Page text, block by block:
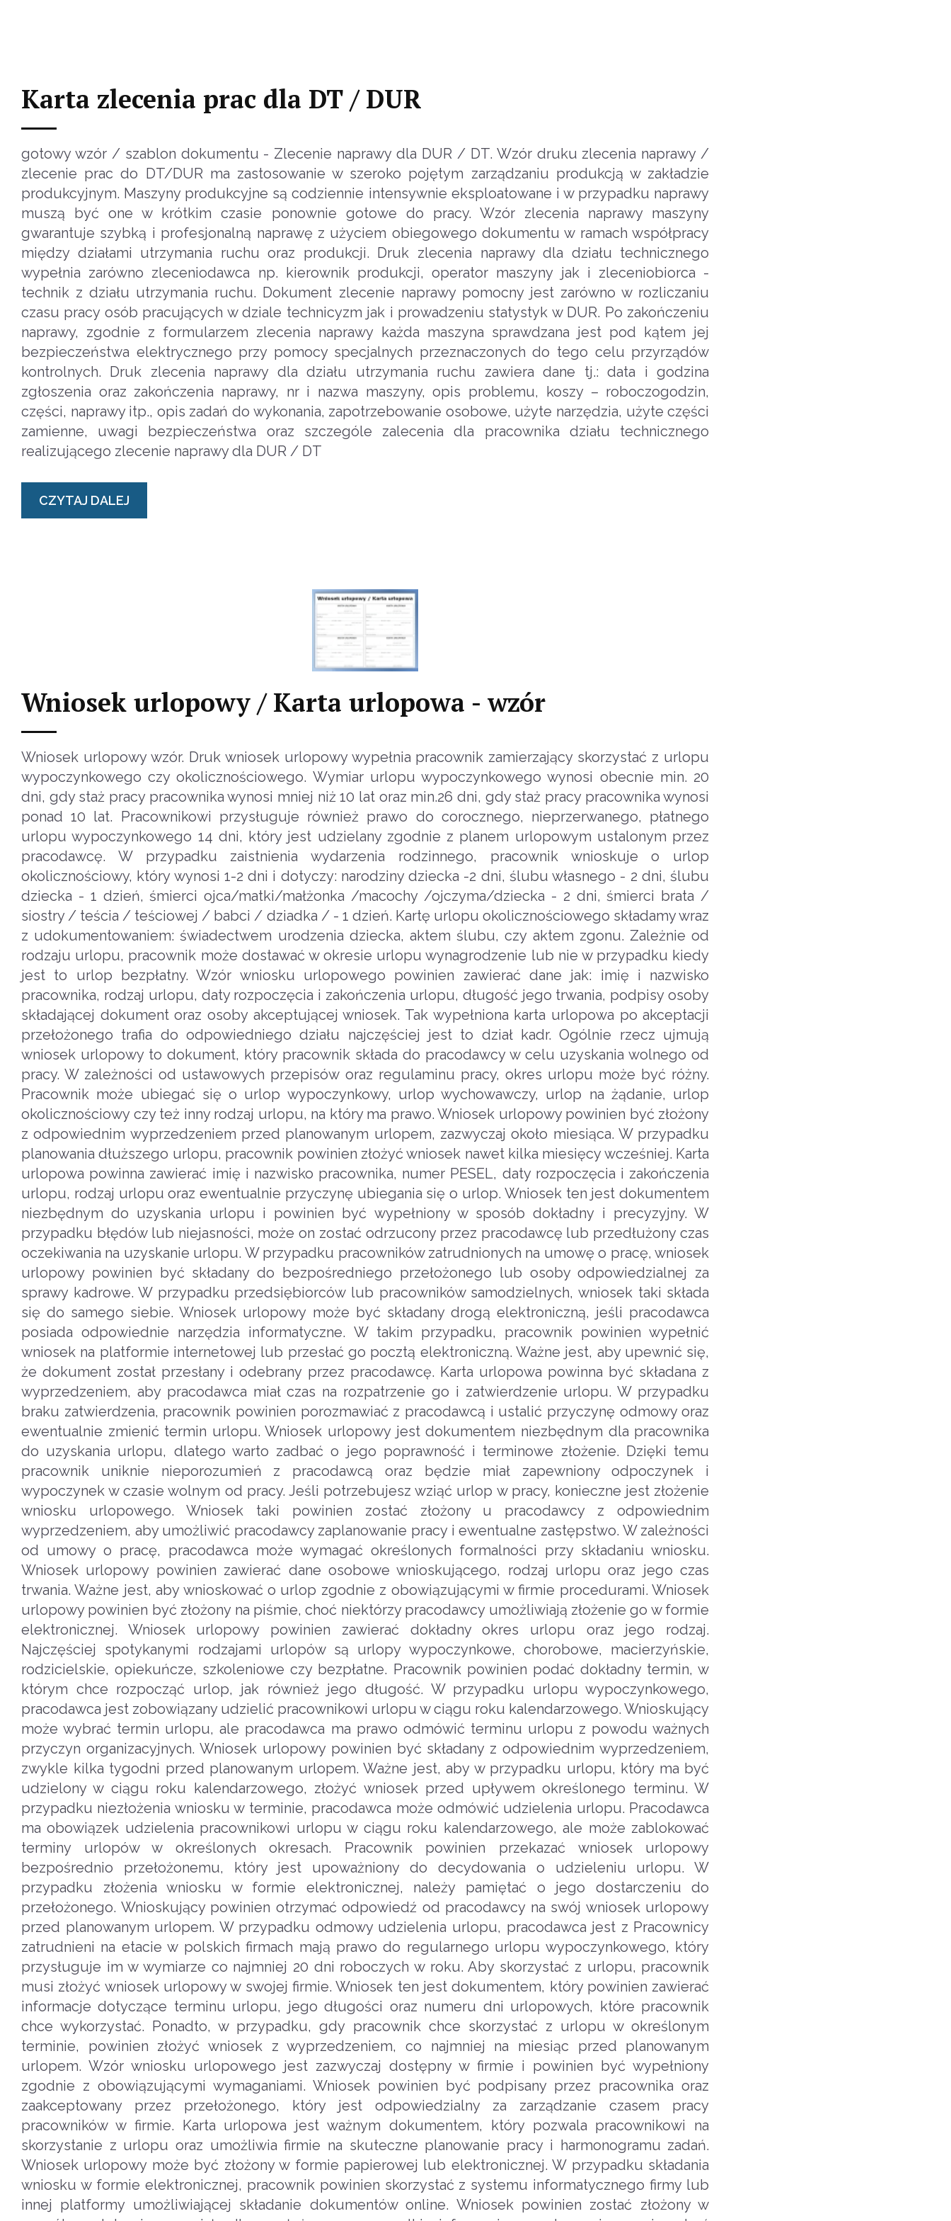
Karta zlecenia prac dla DT / DUR
gotowy wzór / szablon dokumentu - Zlecenie naprawy dla DUR / DT. Wzór druku zlecenia naprawy /
zlecenie prac do DT/DUR ma zastosowanie w szeroko pojętym zarządzaniu produkcją w zakładzie
produkcyjnym. Maszyny produkcyjne są codziennie intensywnie eksploatowane i w przypadku naprawy
muszą być one w krótkim czasie ponownie gotowe do pracy. Wzór zlecenia naprawy maszyny
gwarantuje szybką i profesjonalną naprawę z użyciem obiegowego dokumentu w ramach współpracy
między działami utrzymania ruchu oraz produkcji. Druk zlecenia naprawy dla działu technicznego
wypełnia zarówno zleceniodawca np. kierownik produkcji, operator maszyny jak i zleceniobiorca -
technik z działu utrzymania ruchu. Dokument zlecenie naprawy pomocny jest zarówno w rozliczaniu
czasu pracy osób pracujących w dziale technicyzm jak i prowadzeniu statystyk w DUR. Po zakończeniu
naprawy, zgodnie z formularzem zlecenia naprawy każda maszyna sprawdzana jest pod kątem jej
bezpieczeństwa elektrycznego przy pomocy specjalnych przeznaczonych do tego celu przyrządów
kontrolnych. Druk zlecenia naprawy dla działu utrzymania ruchu zawiera dane tj.: data i godzina
zgłoszenia oraz zakończenia naprawy, nr i nazwa maszyny, opis problemu, koszy – roboczogodzin,
części, naprawy itp., opis zadań do wykonania, zapotrzebowanie osobowe, użyte narzędzia, użyte części
zamienne, uwagi bezpieczeństwa oraz szczególe zalecenia dla pracownika działu technicznego
realizującego zlecenie naprawy dla DUR / DT
CZYTAJ DALEJ
Wniosek urlopowy / Karta urlopowa - wzór
Wniosek urlopowy wzór. Druk wniosek urlopowy wypełnia pracownik zamierzający skorzystać z urlopu
wypoczynkowego czy okolicznościowego. Wymiar urlopu wypoczynkowego wynosi obecnie min. 20
dni, gdy staż pracy pracownika wynosi mniej niż 10 lat oraz min.26 dni, gdy staż pracy pracownika wynosi
ponad 10 lat. Pracownikowi przysługuje również prawo do corocznego, nieprzerwanego, płatnego
urlopu wypoczynkowego 14 dni, który jest udzielany zgodnie z planem urlopowym ustalonym przez
pracodawcę. W przypadku zaistnienia wydarzenia rodzinnego, pracownik wnioskuje o urlop
okolicznościowy, który wynosi 1-2 dni i dotyczy: narodziny dziecka -2 dni, ślubu własnego - 2 dni, ślubu
dziecka - 1 dzień, śmierci ojca/matki/małżonka /macochy /ojczyma/dziecka - 2 dni, śmierci brata /
siostry / teścia / teściowej / babci / dziadka / - 1 dzień. Kartę urlopu okolicznościowego składamy wraz
z udokumentowaniem: świadectwem urodzenia dziecka, aktem ślubu, czy aktem zgonu. Zależnie od
rodzaju urlopu, pracownik może dostawać w okresie urlopu wynagrodzenie lub nie w przypadku kiedy
jest to urlop bezpłatny. Wzór wniosku urlopowego powinien zawierać dane jak: imię i nazwisko
pracownika, rodzaj urlopu, daty rozpoczęcia i zakończenia urlopu, długość jego trwania, podpisy osoby
składającej dokument oraz osoby akceptującej wniosek. Tak wypełniona karta urlopowa po akceptacji
przełożonego trafia do odpowiedniego działu najczęściej jest to dział kadr. Ogólnie rzecz ujmują
wniosek urlopowy to dokument, który pracownik składa do pracodawcy w celu uzyskania wolnego od
pracy. W zależności od ustawowych przepisów oraz regulaminu pracy, okres urlopu może być różny.
Pracownik może ubiegać się o urlop wypoczynkowy, urlop wychowawczy, urlop na żądanie, urlop
okolicznościowy czy też inny rodzaj urlopu, na który ma prawo. Wniosek urlopowy powinien być złożony
z odpowiednim wyprzedzeniem przed planowanym urlopem, zazwyczaj około miesiąca. W przypadku
planowania dłuższego urlopu, pracownik powinien złożyć wniosek nawet kilka miesięcy wcześniej. Karta
urlopowa powinna zawierać imię i nazwisko pracownika, numer PESEL, daty rozpoczęcia i zakończenia
urlopu, rodzaj urlopu oraz ewentualnie przyczynę ubiegania się o urlop. Wniosek ten jest dokumentem
niezbędnym do uzyskania urlopu i powinien być wypełniony w sposób dokładny i precyzyjny. W
przypadku błędów lub niejasności, może on zostać odrzucony przez pracodawcę lub przedłużony czas
oczekiwania na uzyskanie urlopu. W przypadku pracowników zatrudnionych na umowę o pracę, wniosek
urlopowy powinien być składany do bezpośredniego przełożonego lub osoby odpowiedzialnej za
sprawy kadrowe. W przypadku przedsiębiorców lub pracowników samodzielnych, wniosek taki składa
się do samego siebie. Wniosek urlopowy może być składany drogą elektroniczną, jeśli pracodawca
posiada odpowiednie narzędzia informatyczne. W takim przypadku, pracownik powinien wypełnić
wniosek na platformie internetowej lub przesłać go pocztą elektroniczną. Ważne jest, aby upewnić się,
że dokument został przesłany i odebrany przez pracodawcę. Karta urlopowa powinna być składana z
wyprzedzeniem, aby pracodawca miał czas na rozpatrzenie go i zatwierdzenie urlopu. W przypadku
braku zatwierdzenia, pracownik powinien porozmawiać z pracodawcą i ustalić przyczynę odmowy oraz
ewentualnie zmienić termin urlopu. Wniosek urlopowy jest dokumentem niezbędnym dla pracownika
do uzyskania urlopu, dlatego warto zadbać o jego poprawność i terminowe złożenie. Dzięki temu
pracownik uniknie nieporozumień z pracodawcą oraz będzie miał zapewniony odpoczynek i
wypoczynek w czasie wolnym od pracy. Jeśli potrzebujesz wziąć urlop w pracy, konieczne jest złożenie
wniosku urlopowego. Wniosek taki powinien zostać złożony u pracodawcy z odpowiednim
wyprzedzeniem, aby umożliwić pracodawcy zaplanowanie pracy i ewentualne zastępstwo. W zależności
od umowy o pracę, pracodawca może wymagać określonych formalności przy składaniu wniosku.
Wniosek urlopowy powinien zawierać dane osobowe wnioskującego, rodzaj urlopu oraz jego czas
trwania. Ważne jest, aby wnioskować o urlop zgodnie z obowiązującymi w firmie procedurami. Wniosek
urlopowy powinien być złożony na piśmie, choć niektórzy pracodawcy umożliwiają złożenie go w formie
elektronicznej. Wniosek urlopowy powinien zawierać dokładny okres urlopu oraz jego rodzaj.
Najczęściej spotykanymi rodzajami urlopów są urlopy wypoczynkowe, chorobowe, macierzyńskie,
rodzicielskie, opiekuńcze, szkoleniowe czy bezpłatne. Pracownik powinien podać dokładny termin, w
którym chce rozpocząć urlop, jak również jego długość. W przypadku urlopu wypoczynkowego,
pracodawca jest zobowiązany udzielić pracownikowi urlopu w ciągu roku kalendarzowego. Wnioskujący
może wybrać termin urlopu, ale pracodawca ma prawo odmówić terminu urlopu z powodu ważnych
przyczyn organizacyjnych. Wniosek urlopowy powinien być składany z odpowiednim wyprzedzeniem,
zwykle kilka tygodni przed planowanym urlopem. Ważne jest, aby w przypadku urlopu, który ma być
udzielony w ciągu roku kalendarzowego, złożyć wniosek przed upływem określonego terminu. W
przypadku niezłożenia wniosku w terminie, pracodawca może odmówić udzielenia urlopu. Pracodawca
ma obowiązek udzielenia pracownikowi urlopu w ciągu roku kalendarzowego, ale może zablokować
terminy urlopów w określonych okresach. Pracownik powinien przekazać wniosek urlopowy
bezpośrednio przełożonemu, który jest upoważniony do decydowania o udzieleniu urlopu. W
przypadku złożenia wniosku w formie elektronicznej, należy pamiętać o jego dostarczeniu do
przełożonego. Wnioskujący powinien otrzymać odpowiedź od pracodawcy na swój wniosek urlopowy
przed planowanym urlopem. W przypadku odmowy udzielenia urlopu, pracodawca jest z Pracownicy
zatrudnieni na etacie w polskich firmach mają prawo do regularnego urlopu wypoczynkowego, który
przysługuje im w wymiarze co najmniej 20 dni roboczych w roku. Aby skorzystać z urlopu, pracownik
musi złożyć wniosek urlopowy w swojej firmie. Wniosek ten jest dokumentem, który powinien zawierać
informacje dotyczące terminu urlopu, jego długości oraz numeru dni urlopowych, które pracownik
chce wykorzystać. Ponadto, w przypadku, gdy pracownik chce skorzystać z urlopu w określonym
terminie, powinien złożyć wniosek z wyprzedzeniem, co najmniej na miesiąc przed planowanym
urlopem. Wzór wniosku urlopowego jest zazwyczaj dostępny w firmie i powinien być wypełniony
zgodnie z obowiązującymi wymaganiami. Wniosek powinien być podpisany przez pracownika oraz
zaakceptowany przez przełożonego, który jest odpowiedzialny za zarządzanie czasem pracy
pracowników w firmie. Karta urlopowa jest ważnym dokumentem, który pozwala pracownikowi na
skorzystanie z urlopu oraz umożliwia firmie na skuteczne planowanie pracy i harmonogramu zadań.
Wniosek urlopowy może być złożony w formie papierowej lub elektronicznej. W przypadku składania
wniosku w formie elektronicznej, pracownik powinien skorzystać z systemu informatycznego firmy lub
innej platformy umożliwiającej składanie dokumentów online. Wniosek powinien zostać złożony w